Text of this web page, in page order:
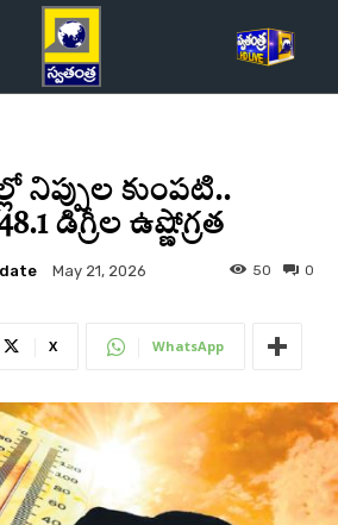
నిప్పుల కుంపటి..
డిగ్రీల ఉష్ణోగ్రత
May 21, 2026 0
50
X WhatsApp